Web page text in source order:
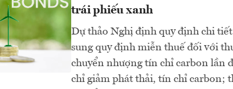
trái phiếu xanh
Dự thảo Nghị định quy định chi
sung quy định miễn thuế đối với
chuyển nhượng tín chỉ carbon lần
chỉ giảm phát thải, tín chỉ carbon;